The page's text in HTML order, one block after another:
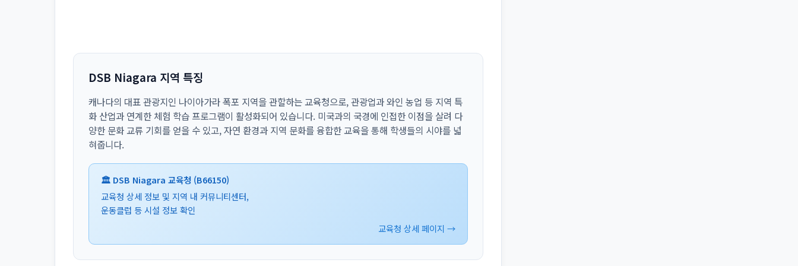
DSB Niagara 지역 특징
캐나다의 대표 관광지인 나이아가라 폭포 지역을 관할하는 교육청으로, 관광업과 와인 농업 등 지역 특
화 산업과 연계한 체험 학습 프로그램이 활성화되어 있습니다. 미국과의 국경에 인접한 이점을 살려 다
양한 문화 교류 기회를 얻을 수 있고, 자연 환경과 지역 문화를 융합한 교육을 통해 학생들의 시야를 넓
혀줍니다.
🏛️ DSB Niagara 교육청 (B66150)
교육청 상세 정보 및 지역 내 커뮤니티센터,
운동클럽 등 시설 정보 확인
교육청 상세 페이지 →